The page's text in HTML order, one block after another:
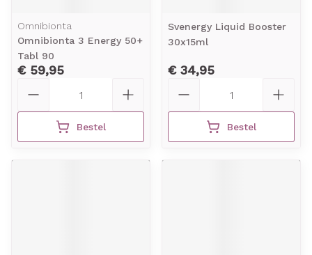
Omnibionta
Omnibionta 3 Energy 50+
Tabl 90
€ 59,95
Bestel
Svenergy Liquid Booster
30x15ml
€ 34,95
Bestel